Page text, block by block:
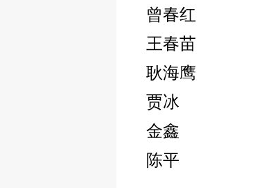
曾春红
王春苗
耿海鹰
贾冰
金鑫
陈平